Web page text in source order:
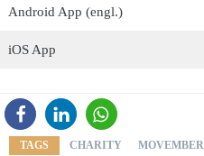
Android App (engl.)
iOS App
TAGS CHARITY MOVEMBER